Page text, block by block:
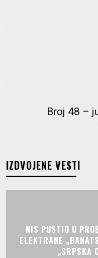
Broj 48 –
IZDVOJENE VESTI
NIS PUSTIO U
ELEKTRANE
„SRPSKA